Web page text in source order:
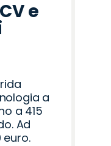
e
a
a 415
Ad